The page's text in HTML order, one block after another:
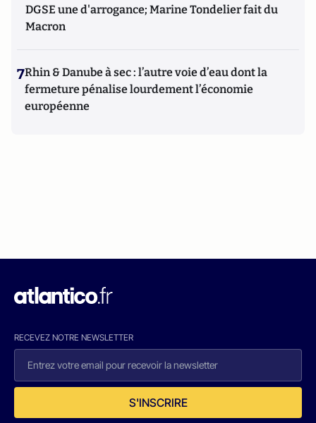
DGSE une d'arrogance; Marine Tondelier fait du
Macron
7Rhin & Danube à sec : l’autre voie d’eau dont la
fermeture pénalise lourdement l’économie
européenne
RECEVEZ NOTRE NEWSLETTER
S'INSCRIRE